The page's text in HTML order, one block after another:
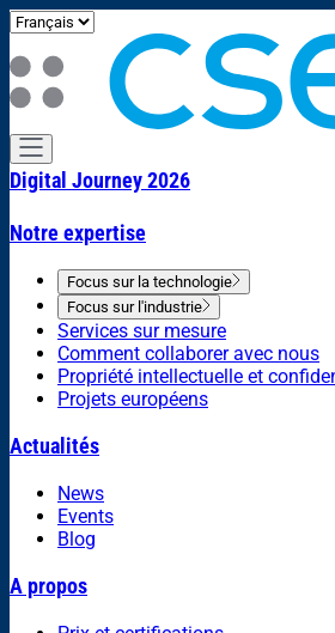
Digital Journey 2026
Notre expertise
Focus sur la technologie
Focus sur l'industrie
Services sur mesure
Comment collaborer avec nous
Propriété intellectuelle et
Projets européens
Actualités
News
Events
Blog
A propos